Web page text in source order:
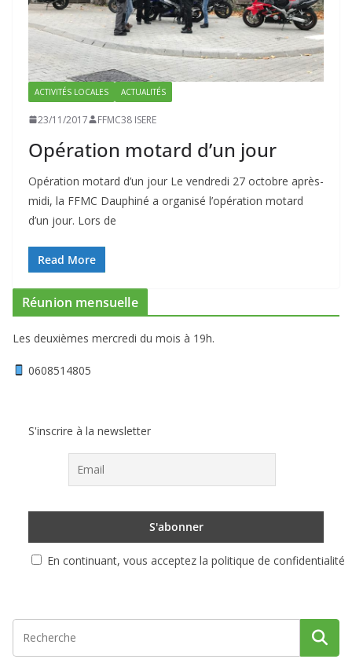
ACTIVITÉS LOCALES ACTUALITÉS
23/11/2017 FFMC38 ISERE
Opération motard d’un jour
Opération motard d’un jour Le vendredi 27 octobre après-
midi, la FFMC Dauphiné a organisé l’opération motard
d’un jour. Lors de
Read More
Réunion mensuelle
Les deuxièmes mercredi du mois à 19h.
0608514805
S'inscrire à la newsletter
En continuant, vous acceptez la politique de confidentialité